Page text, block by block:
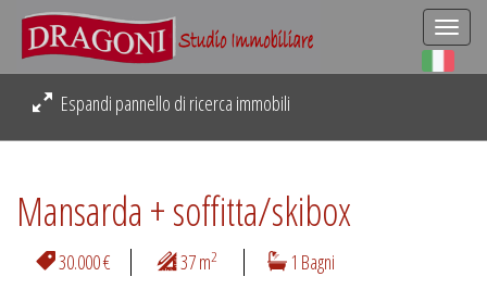
Espandi pannello di ricerca immobili
Mansarda + soffitta/skibox
30.000 € 37 m2 1 Bagni